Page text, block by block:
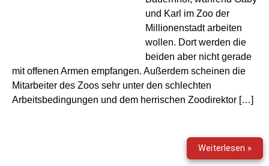
und Karl im Zoo der
Millionenstadt arbeiten
wollen. Dort werden die
beiden aber nicht gerade
mit offenen Armen empfangen. Außerdem scheinen die
Mitarbeiter des Zoos sehr unter den schlechten
Arbeitsbedingungen und dem herrischen Zoodirektor […]
Weiterlesen »